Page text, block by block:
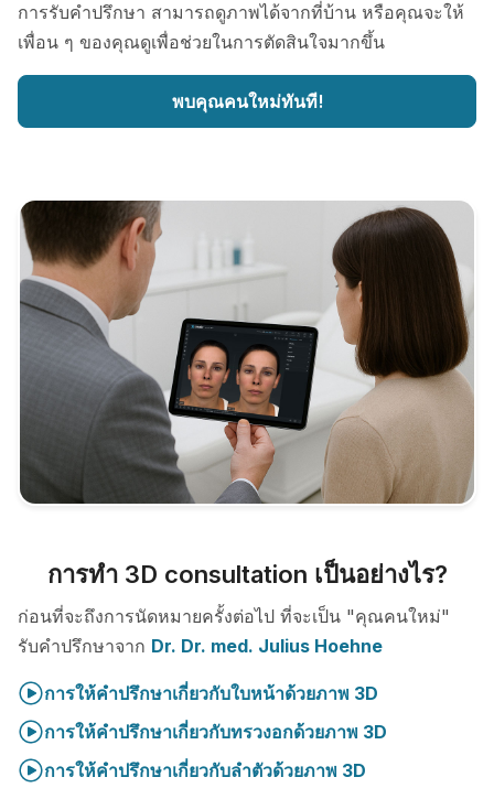
การรับคำปรึกษา สามารถดูภาพได้จากที่บ้าน หรือคุณจะให้
เพื่อน ๆ ของคุณดูเพื่อช่วยในการตัดสินใจมากขึ้น
พบคุณคนใหม่ทันที!
การทำ 3D consultation เป็นอย่างไร?
ก่อนที่จะถึงการนัดหมายครั้งต่อไป ที่จะเป็น "คุณคนใหม่"
รับคำปรึกษาจาก Dr. Dr. med. Julius Hoehne
การให้คำปรึกษาเกี่ยวกับใบหน้าด้วยภาพ 3D
การให้คำปรึกษาเกี่ยวกับทรวงอกด้วยภาพ 3D
การให้คำปรึกษาเกี่ยวกับลำตัวด้วยภาพ 3D